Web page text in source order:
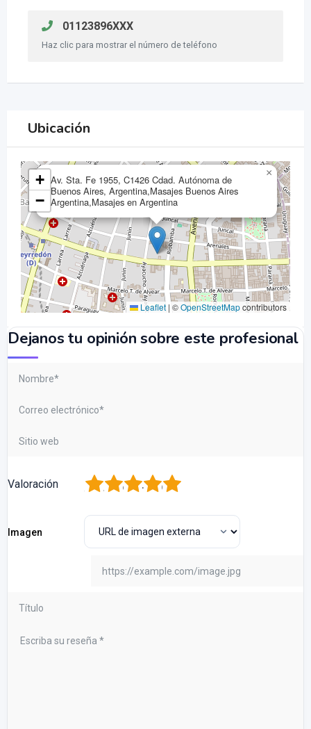
01123896XXX
Haz clic para mostrar el número de teléfono
Ubicación
Av. Sta. Fe 1955, C1426 Cdad. Autónoma de
Buenos Aires, Argentina,Masajes Buenos Aires
Argentina,Masajes en Argentina
×
+
−
Leaflet | ©OpenStreetMapcontributors
Dejanos tu opinión sobre este profesional
Valoración 5
4
3
2
Imagen